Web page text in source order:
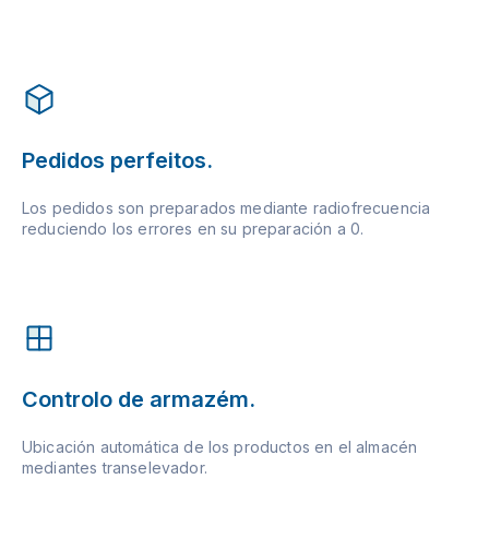
Pedidos perfeitos.
Los pedidos son preparados mediante radiofrecuencia
reduciendo los errores en su preparación a 0.
Controlo de armazém.
Ubicación automática de los productos en el almacén
mediantes transelevador.